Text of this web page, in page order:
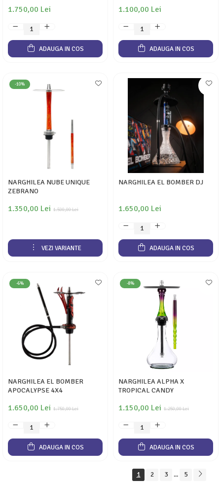
1.750,00 Lei
ADAUGA IN COS
1.100,00 Lei
ADAUGA IN COS
-10%
NARGHILEA NUBE UNIQUE
ZEBRANO
1.500,00 Lei
1.350,00 Lei
VEZI VARIANTE
NARGHILEA EL BOMBER DJ
1.650,00 Lei
ADAUGA IN COS
-6%
NARGHILEA EL BOMBER
APOCALYPSE 4X4
1.750,00 Lei
1.650,00 Lei
ADAUGA IN COS
-8%
NARGHILEA ALPHA X
TROPICAL CANDY
1.250,00 Lei
1.150,00 Lei
ADAUGA IN COS
1 2 3 ... 5